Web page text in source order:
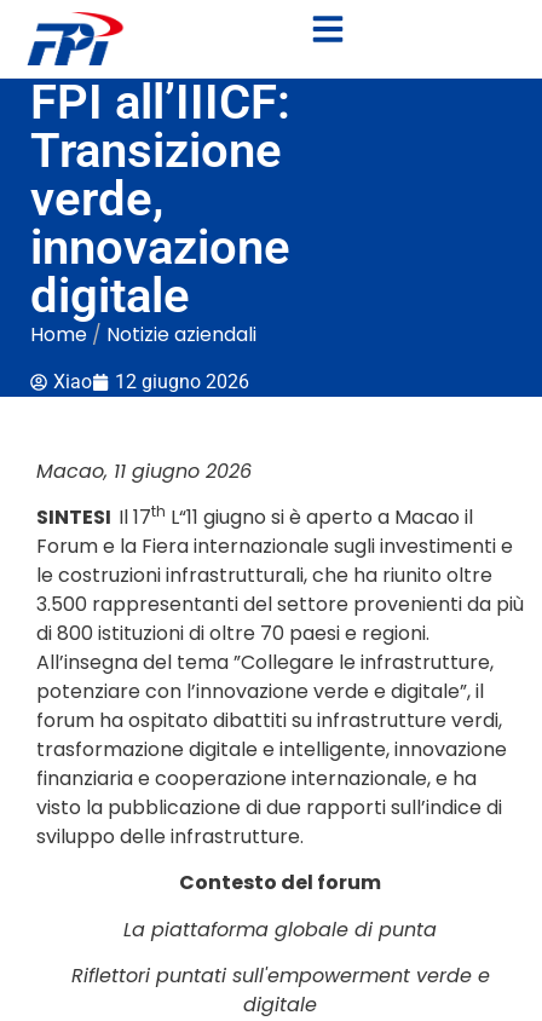
FPI all’IIICF:
Transizione
verde,
innovazione
digitale
Home / Notizie aziendali
Xiao 12 giugno 2026
Macao, 11 giugno 2026
SINTESI Il 17th L“11 giugno si è aperto a Macao il
Forum e la Fiera internazionale sugli investimenti e
le costruzioni infrastrutturali, che ha riunito oltre
3.500 rappresentanti del settore provenienti da più
di 800 istituzioni di oltre 70 paesi e regioni.
All’insegna del tema ”Collegare le infrastrutture,
potenziare con l’innovazione verde e digitale”, il
forum ha ospitato dibattiti su infrastrutture verdi,
trasformazione digitale e intelligente, innovazione
finanziaria e cooperazione internazionale, e ha
visto la pubblicazione di due rapporti sull’indice di
sviluppo delle infrastrutture.
Contesto del forum
La piattaforma globale di punta
Riflettori puntati sull'empowerment verde e
digitale